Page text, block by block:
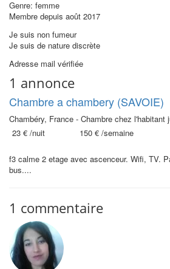
Genre: femme
Membre depuis août 2017
Je suis non fumeur
Je suis de nature discrète
Adresse mail vérifiée
1 annonce
Chambre a chambery (SAVOIE)
Chambéry, France - Chambre chez l'habitant
23 € /nuit 150 € /semaine
f3 calme 2 etage avec ascenceur. Wifi, TV.
bus....
1 commentaire